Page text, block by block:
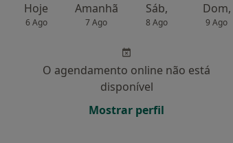
Hoje
6 Ago
Amanhã
7 Ago
Sáb,
8 Ago
Dom,
9 Ago
O agendamento online não está
disponível
Mostrar perfil